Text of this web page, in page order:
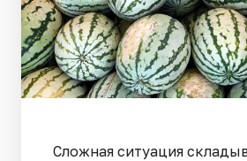
Сложная ситуация